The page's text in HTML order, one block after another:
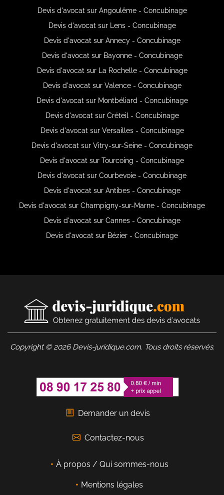
Devis d'avocat sur Angoulême - Concubinage
Devis d'avocat sur Lens - Concubinage
Devis d'avocat sur Annecy - Concubinage
Devis d'avocat sur Bayonne - Concubinage
Devis d'avocat sur La Rochelle - Concubinage
Devis d'avocat sur Valence - Concubinage
Devis d'avocat sur Montbéliard - Concubinage
Devis d'avocat sur Créteil - Concubinage
Devis d'avocat sur Versailles - Concubinage
Devis d'avocat sur Vitry-sur-Seine - Concubinage
Devis d'avocat sur Tourcoing - Concubinage
Devis d'avocat sur Courbevoie - Concubinage
Devis d'avocat sur Antibes - Concubinage
Devis d'avocat sur Champigny-sur-Marne - Concubinage
Devis d'avocat sur Cannes - Concubinage
Devis d'avocat sur Bézier - Concubinage
Copyright © 2026 Devis-juridique.com. Tous droits réservés.
Demander un devis
Contactez-nous
À propos / Qui sommes-nous
Mentions légales